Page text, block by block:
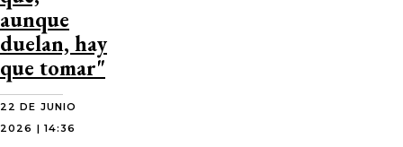
aunque
duelan, hay
que tomar"
22 DE JUNIO
2026 | 14:36